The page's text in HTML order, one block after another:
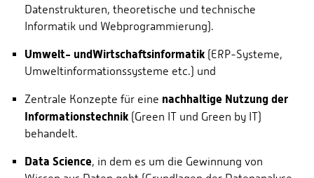
Datenstrukturen, theoretische und technische
Informatik und Webprogrammierung).
Umwelt- undWirtschaftsinformatik (ERP-Systeme,
Umweltinformationssysteme etc.) und
Zentrale Konzepte für eine nachhaltige Nutzung der
Informationstechnik (Green IT und Green by IT)
behandelt.
Data Science, in dem es um die Gewinnung von